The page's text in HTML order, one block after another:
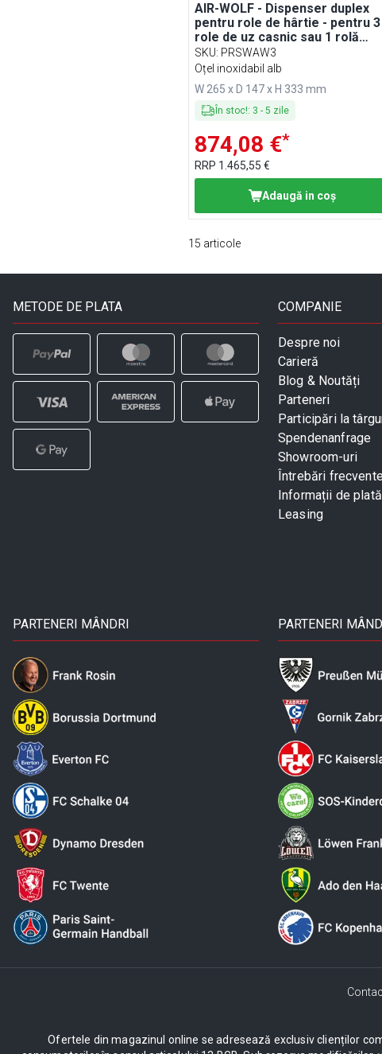
AIR-WOLF - Dispenser duplex
pentru role de hârtie - pentru 3
role de uz casnic sau 1 rolă
mare
SKU: PRSWAW3
Oțel inoxidabil alb
W 265 x D 147 x H 333 mm
În stoc!: 3 - 5 zile
874,08 €*
RRP 1.465,55 €
Adaugă in coş
15 articole
METODE DE PLATA COMPANIE
Despre noi
Carieră
Blog & Noutăți
Parteneri
Participări la
Spendenanfrage
Showroom-uri
Întrebări frecvente
Informații de plată
Leasing
PARTENERI MÂNDRI PARTENERI
Ofertele din magazinul online se adresează exclusiv clienților